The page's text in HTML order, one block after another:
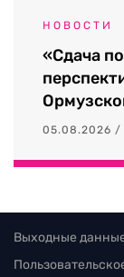
НОВОСТИ
«Сдача
05.08.2026 /
Выходные